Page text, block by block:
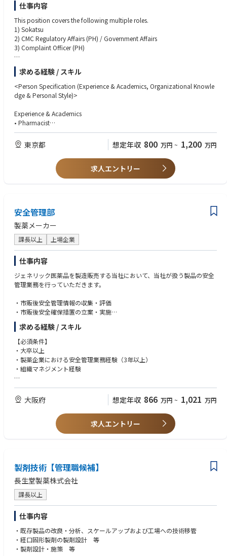
仕事内容
This position covers the following multiple roles.
1) Sokatsu
2) CMC Regulatory Affairs (PH) / Government Affairs
3) Complaint Officer (PH)
Responsible for all activities related to the roles above as RAQAVG Manag
er, under the supervision of RAQAVG Director.
No Subordinated Positions.
1. Responsibility to supervise pharmacovigilance/quality assurance as So
katsu
opinion
• To supervise the Safety Officer / Anseki and respect his/her opinion
• To cooperate with Hinseki and Anseki
• To provide opinions to the General Manager, when necessary, in order t
o ensure appropriate manufacturing control and quality control and po
awal, reimbursement):
A) To gather information from Global RA and manufacturing facility.
B) To prepare application/notification documentation.
C) To submit application/notification to authority.
D) To measure/correspond inquires/questions from authority.
E) To obtain approval/certification/reimbursement.
F) To maintain product registration.
G) To archive and manage the licence, certificate, dossier and related do
cuments.
3. MF registration (New, partial change, minor change, maintenance)
A) To gather information from Global RA and manufacturing facility.
B) To prepare application/notification documentation.
C) To submit application/notification to authority.
D) To measure/correspond inquires/questions from authority.
E) To obtain approval/certification/reimbursement.
F) To maintain MF registration
G) To archive and manage the licence, certificate, dossier and related do
cuments.
4. GQP / GMP conformity inspections (New, periodic, audit/inspection):
A) To gather information from Global RA and manufacturing facility.
B) To prepare application documentation.
C) To submit application to authority.
D) To measure/correspond inquires/questions from authority.
5. Business License in local (New, change, audit/inspection, renewal, mai
ntenance):
A) To prepare application documentation.
B) To submit application to authority.
C) To organize site audit.
D) To handle inquires/questions from authority.
E) To obtain business license.
F) To maintain business license.
G) To archive and manage the licence, certificate, dossier and related do
cuments.
求める経験 / スキル
<Person Specification (Experience & Academics, Organizational Knowle
dge & Personal Style)>
Experience & Academics
• Pharmacist
• 10+ years of experience in RA, QA and Pharmacovigilance of Pharmace
uticals in a multinational company
• 3+ years of experience in negotiating with government and academic a
ssociations as well.
• General Knowledge of PMD Act., GQP/QMS MHLW Ordinance and releva
• Manufacture site audit
• CAPA Management
• Leading inspections by governmental bodies
• Complaint handling
Organizational Knowledge
• Understand the company systems and processes – QA, QC, Marketing, S
ales, Customer service, IT, HR, GA, Finance, Manufacturing, Supply chain
• Ability to communicate effectively across all operational levels of the or
te tact and diplomacy to accomplish objectives
• Effective interpersonal skills, with the ability to present recommendatio
ns and ideas and to summarize issues
• Strong interpersonal, communication and analytical skills
• Ability to work independently
Personal Style
• Take the initiative & Leadership to achieve goals
• Coordinate closely with concerned parties (internal and external)
• Hear other opinions and get mutual consent
• Positive and logical thinking
• Stay calm in any trouble case
<COMPETENCIES REQUIRED>
• Inter-functional leadership skills and team player
• Problem analysis and solving skills
• Strategic thinking and planning
• Sound judgement
• Attention to detail
• Customer oriented
• Cross-cultural communication skill
• Team Building skill
東京都 想定年収 800 万円 ~ 1,200 万円
求人エントリー
安全管理部
製薬メーカー
課長以上 上場企業
仕事内容
ジェネリック医薬品を製造販売する当社において、当社が扱う製品の安全
管理業務を行っていただきます。
・市販後安全管理情報の収集・評価
・市販後安全確保措置の立案・実施
・治験薬安全管理業務
・市販薬・治験薬に関する当局報告及び各種折衝
・国内外提携会社との契約締結・グローバルPV対応
・GVP/GPSP手順書作成整備
・部下マネジメント
求める経験 / スキル
【必須条件】
・大卒以上
・製薬企業における安全管理業務経験（3年以上）
・組織マネジメント経験
【歓迎条件】
・TOEIC700以上 または 英語のビジネス使用経験
・薬剤師免許
大阪府 想定年収 866 万円 ~ 1,021 万円
求人エントリー
製剤技術【管理職候補】
長生堂製薬株式会社
課長以上
仕事内容
・既存製品の改良・分析、スケールアップおよび工場への技術移管
・経口固形製剤の製剤設計 等
・製剤設計・施策 等